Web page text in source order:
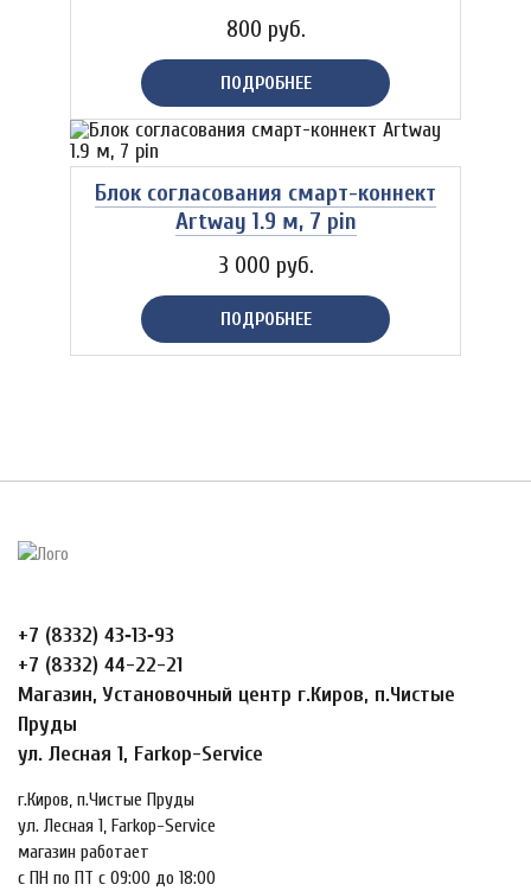
800 руб.
ПОДРОБНЕЕ
Блок согласования смарт-коннект
Artway 1.9 м, 7 pin
3 000 руб.
ПОДРОБНЕЕ
+7 (8332) 43‑13‑93
+7 (8332) 44-22-21
Магазин, Установочный центр г.Киров, п.Чистые
Пруды
ул. Лесная 1, Farkop-Service
г.Киров, п.Чистые Пруды
ул. Лесная 1, Farkop-Service
магазин работает
с ПН по ПТ с 09:00 до 18:00